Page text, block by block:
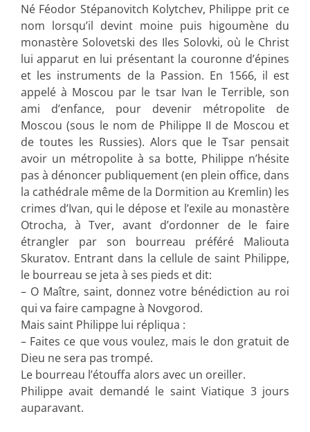
Né Féodor Stépanovitch Kolytchev, Philippe prit ce
nom lorsqu’il devint moine puis higoumène du
monastère Solovetski des Iles Solovki, où le Christ
lui apparut en lui présentant la couronne d’épines
et les instruments de la Passion. En 1566, il est
appelé à Moscou par le tsar Ivan le Terrible, son
ami d’enfance, pour devenir métropolite de
Moscou (sous le nom de Philippe II de Moscou et
de toutes les Russies). Alors que le Tsar pensait
avoir un métropolite à sa botte, Philippe n’hésite
pas à dénoncer publiquement (en plein office, dans
la cathédrale même de la Dormition au Kremlin) les
crimes d’Ivan, qui le dépose et l’exile au monastère
Otrocha, à Tver, avant d’ordonner de le faire
étrangler par son bourreau préféré Maliouta
Skuratov. Entrant dans la cellule de saint Philippe,
le bourreau se jeta à ses pieds et dit:
– O Maître, saint, donnez votre bénédiction au roi
qui va faire campagne à Novgorod.
Mais saint Philippe lui répliqua :
– Faites ce que vous voulez, mais le don gratuit de
Dieu ne sera pas trompé.
Le bourreau l’étouffa alors avec un oreiller.
Philippe avait demandé le saint Viatique 3 jours
auparavant.